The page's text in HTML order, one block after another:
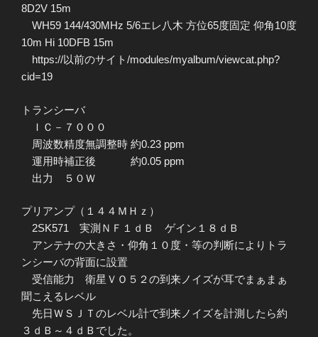
8D2V 15m
WH59 144/430MHz 5/6エレ八木 方位65度固定 仰角10度
10m Hi 10DFB 15m
https://以前のサイト/modules/myalbum/viewcat.php?
cid=19
トランシーバ
ＩＣ－７０００
周波数精度無調整時 約0.23 ppm
運用時補正後 約0.05 ppm
出力 ５０Ｗ
プリアンプ（１４４ＭＨｚ）
2SK571 実測ＮＦ１ｄＢ ゲイン１８ｄＢ
アンテナの大きさ・仰角１０度・等の判断によりトラ
ンシーバの背面に設置
受信能力 衛星ＶＯ５２の到来ノイズが耳でまぁまぁ
聞こえるレベル
先日ＷＳＪＴのレベル計で到来ノイズを計測したら約
３ｄＢ～４ｄＢでした。